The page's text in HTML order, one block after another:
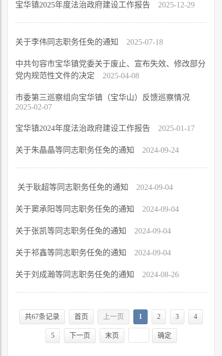
宝华镇2025年度法治政府建设工作报告 2025-12-29
关于李伟同志职务任免的通知 2025-07-18
中共句容市宝华镇党委关于废止、宣布失效、修改部分
党内规范性文件的决定
2025-04-08
市委第三巡察组向宝华镇（宝华山）反馈巡察情况
2025-02-07
宝华镇2024年度法治政府建设工作报告 2025-01-17
关于朱晶晶等同志职务任免的通知 2024-09-24
关于耿超等同志职务任免的通知 2024-09-04
关于窦承阳等同志职务任免的通知 2024-09-04
关于张凯等同志职务任免的通知 2024-09-04
关于祁鑫等同志职务任免的通知 2024-09-04
关于刘成瀚等同志职务任免的通知 2024-08-26
共67条记录 首页 上一页 1 2 3 4
5 下一页 末页 确定